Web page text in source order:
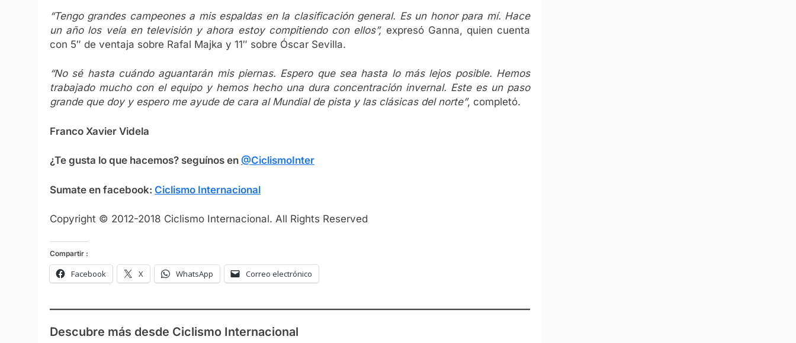
“Tengo grandes campeones a mis espaldas en la clasificación general. Es un honor para mí. Hace
un año los veía en televisión y ahora estoy compitiendo con ellos”, expresó Ganna, quien cuenta
con 5″ de ventaja sobre Rafal Majka y 11″ sobre Óscar Sevilla.
“No sé hasta cuándo aguantarán mis piernas. Espero que sea hasta lo más lejos posible. Hemos
trabajado mucho con el equipo y hemos hecho una dura concentración invernal. Este es un paso
grande que doy y espero me ayude de cara al Mundial de pista y las clásicas del norte”, completó.
Franco Xavier Videla
¿Te gusta lo que hacemos? seguínos en @CiclismoInter
Sumate en facebook: Ciclismo Internacional
Copyright © 2012-2018 Ciclismo Internacional. All Rights Reserved
Compartir :
Facebook X WhatsApp Correo electrónico
Descubre más desde Ciclismo Internacional